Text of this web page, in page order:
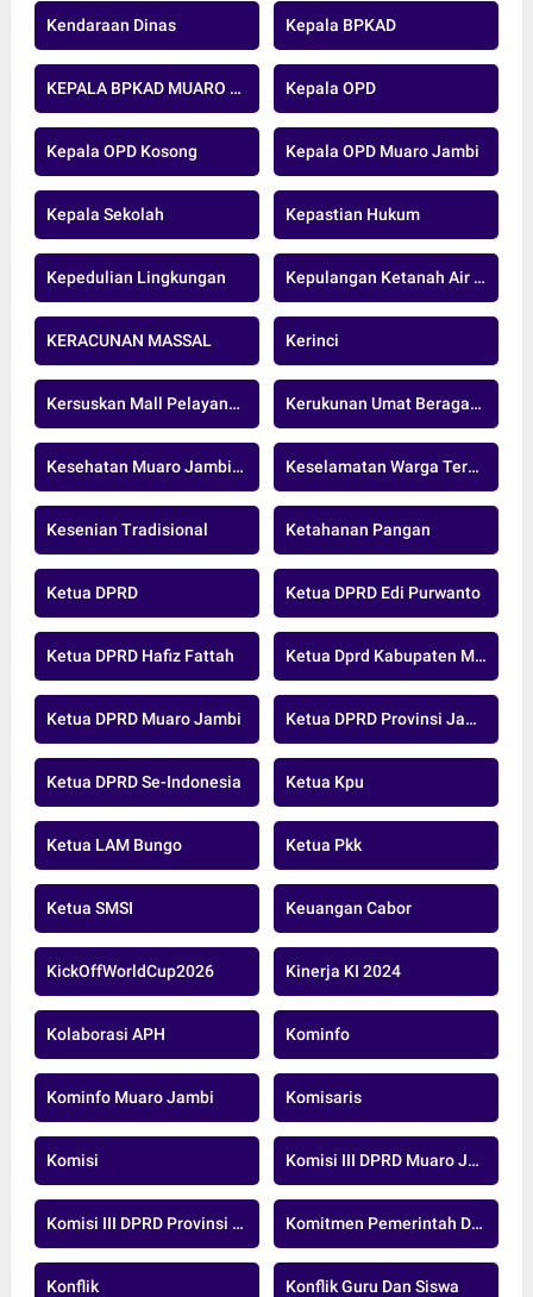
Kendaraan Dinas Kepala BPKAD
KEPALA BPKAD MUARO JAMBI Kepala OPD
Kepala OPD Kosong Kepala OPD Muaro Jambi
Kepala Sekolah Kepastian Hukum
Kepedulian Lingkungan Kepulangan Ketanah Air Indonesia
KERACUNAN MASSAL Kerinci
Kersuskan Mall Pelayanan Publik Kerukunan Umat Beragama
Kesehatan Muaro Jambi.nasional Keselamatan Warga Terancam
Kesenian Tradisional Ketahanan Pangan
Ketua DPRD Ketua DPRD Edi Purwanto
Ketua DPRD Hafiz Fattah Ketua Dprd Kabupaten Muaro Jambi
Ketua DPRD Muaro Jambi Ketua DPRD Provinsi Jambi
Ketua DPRD Se-Indonesia Ketua Kpu
Ketua LAM Bungo Ketua Pkk
Ketua SMSI Keuangan Cabor
KickOffWorldCup2026 Kinerja KI 2024
Kolaborasi APH Kominfo
Kominfo Muaro Jambi Komisaris
Komisi Komisi III DPRD Muaro Jambi
Komisi III DPRD Provinsi Jambi Komitmen Pemerintah Daerah
Konflik Konflik Guru Dan Siswa